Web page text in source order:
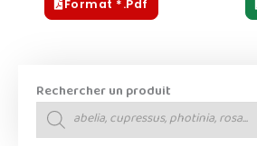
Format *.pdf
Rechercher un produit
Recherche
de
produits